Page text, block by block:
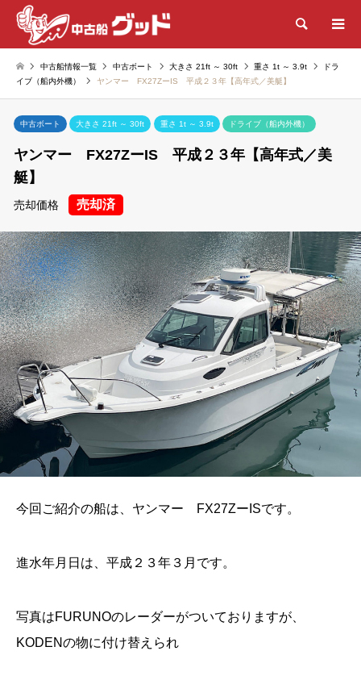
検索
中古船情報一覧 中古ボート 大きさ 21ft ～ 30ft 重さ 1t ～ 3.9t
ドラ
イブ（船内外機）
ヤンマー FX27ZーIS 平成２３年【高年式／美艇】
中古ボート 大きさ 21ft ～ 30ft 重さ 1t ～ 3.9t ドライブ（船内外機）
ヤンマー FX27ZーIS 平成２３年【高年式／美
艇】
売却価格 売却済
今回ご紹介の船は、ヤンマー FX27ZーISです。
進水年月日は、平成２３年３月です。
写真はFURUNOのレーダーがついておりますが、
KODENの物に付け替えられ